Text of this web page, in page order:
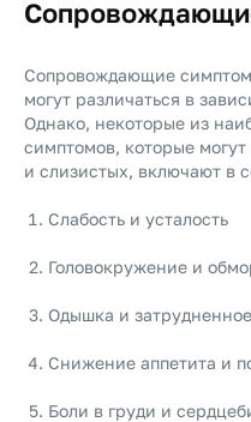
Сопровождающие
могут различаться в
Однако, некоторые из
симптомов, которые
и слизистых, включают в
Слабость и усталость
Головокружение и
Одышка и
Снижение аппетита и
Боли в груди и